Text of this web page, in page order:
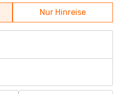
Nur Hinreise